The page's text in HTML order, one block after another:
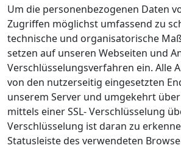
Um die personenbezogenen Daten
Zugriffen möglichst umfassend zu
technische und organisatorische
setzen auf unseren Webseiten und
Verschlüsselungsverfahren ein. Alle
von den nutzerseitig eingesetzten
unserem Server und umgekehrt
mittels einer SSL- Verschlüsselung
Verschlüsselung ist daran zu
Statusleiste des verwendeten